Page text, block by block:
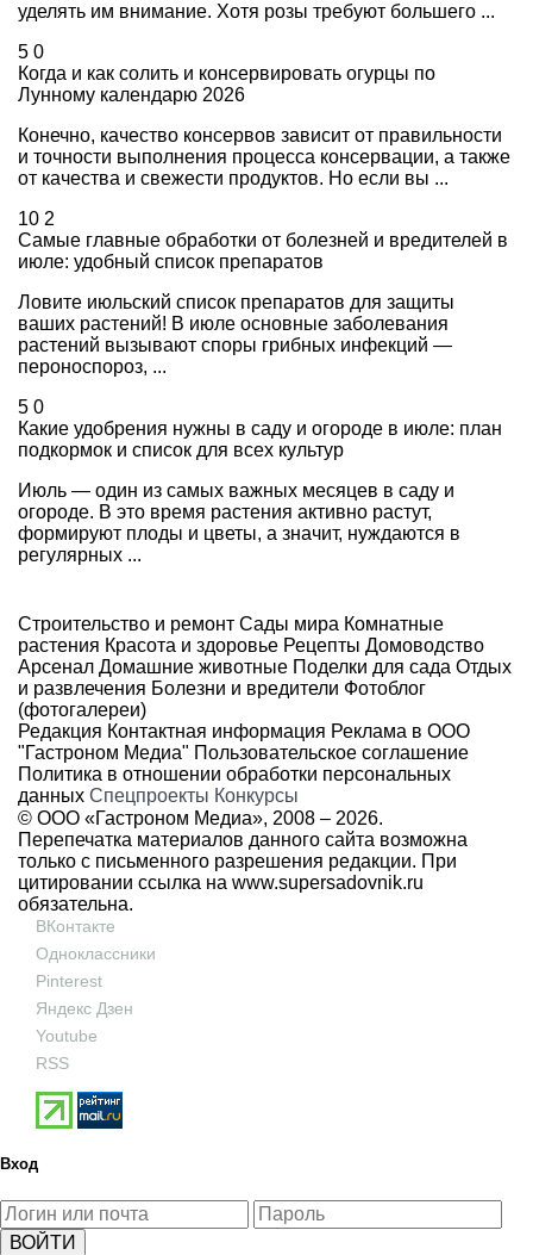
уделять им внимание. Хотя розы требуют большего ...
5 0
Когда и как солить и консервировать огурцы по
Лунному календарю 2026
Конечно, качество консервов зависит от правильности
и точности выполнения процесса консервации, а также
от качества и свежести продуктов. Но если вы ...
10 2
Самые главные обработки от болезней и вредителей в
июле: удобный список препаратов
Ловите июльский список препаратов для защиты
ваших растений! В июле основные заболевания
растений вызывают споры грибных инфекций —
пероноспороз, ...
5 0
Какие удобрения нужны в саду и огороде в июле: план
подкормок и список для всех культур
Июль — один из самых важных месяцев в саду и
огороде. В это время растения активно растут,
формируют плоды и цветы, а значит, нуждаются в
регулярных ...
Строительство и ремонт Сады мира Комнатные
растения Красота и здоровье Рецепты Домоводство
Арсенал Домашние животные Поделки для сада Отдых
и развлечения Болезни и вредители Фотоблог
(фотогалереи)
Редакция Контактная информация Реклама в ООО
"Гастроном Медиа" Пользовательское соглашение
Политика в отношении обработки персональных
данных Спецпроекты Конкурсы
© ООО «Гастроном Медиа», 2008 – 2026.
Перепечатка материалов данного сайта возможна
только с письменного разрешения редакции. При
цитировании ссылка на www.supersadovnik.ru
обязательна.
ВКонтакте
Одноклассники
Pinterest
Яндекс Дзен
Youtube
RSS
Вход